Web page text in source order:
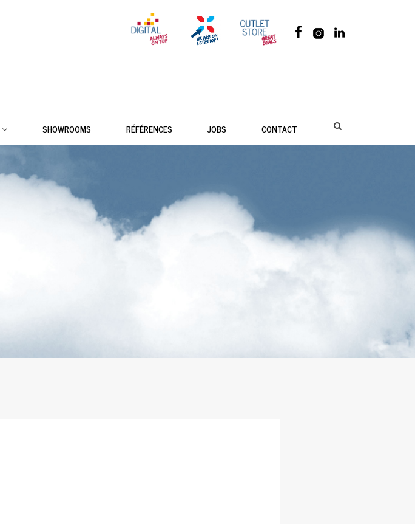
SHOWROOMS RÉFÉRENCES JOBS CONTACT